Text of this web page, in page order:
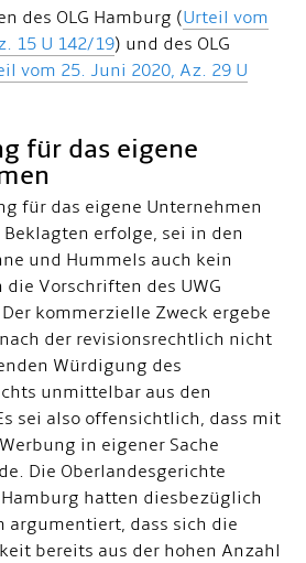
des OLG Hamburg (Urteil vom
15 U 142/19) und des OLG
vom 25. Juni 2020, Az. 29 U
für das eigene
für das eigene Unternehmen
erfolge, sei in den
und Hummels auch kein
die Vorschriften des UWG
kommerzielle Zweck ergebe
der revisionsrechtlich nicht
Würdigung des
unmittelbar aus den
sei also offensichtlich, dass mit
in eigener Sache
Die Oberlandesgerichte
hatten diesbezüglich
argumentiert, dass sich die
bereits aus der hohen Anzahl